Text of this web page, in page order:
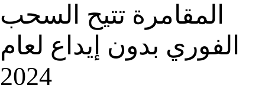
المقامرة تتيح السحب
الفوري بدون إيداع لعام
2024